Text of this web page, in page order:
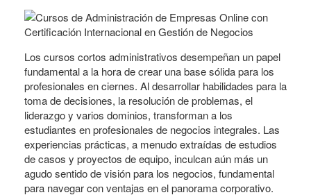
Los cursos cortos administrativos desempeñan un papel
fundamental a la hora de crear una base sólida para los
profesionales en ciernes. Al desarrollar habilidades para la
toma de decisiones, la resolución de problemas, el
liderazgo y varios dominios, transforman a los
estudiantes en profesionales de negocios integrales. Las
experiencias prácticas, a menudo extraídas de estudios
de casos y proyectos de equipo, inculcan aún más un
agudo sentido de visión para los negocios, fundamental
para navegar con ventajas en el panorama corporativo.